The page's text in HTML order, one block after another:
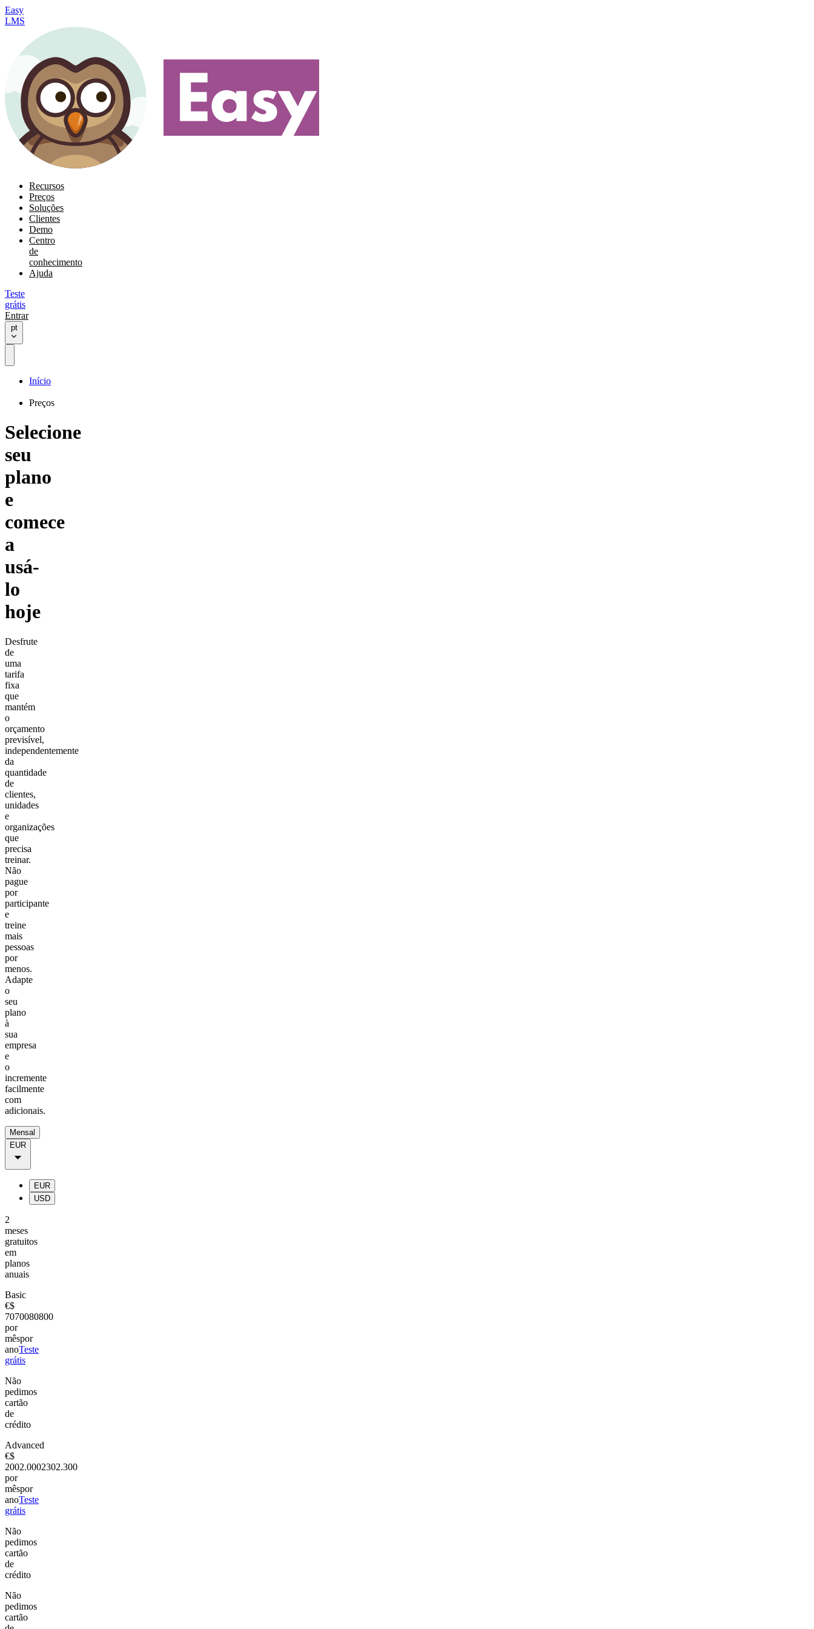
Easy
LMS
Recursos
Preços
Soluções
Clientes
Demo
Centro
de
conhecimento
Ajuda
Teste
grátis
Entrar
pt
Início
Preços
Selecione
seu
plano
e
comece
a
usá-
lo
hoje
Desfrute
de
uma
tarifa
fixa
que
mantém
o
orçamento
previsível,
independentemente
da
quantidade
de
clientes,
unidades
e
organizações
que
precisa
treinar.
Não
pague
por
participante
e
treine
mais
pessoas
por
menos.
Adapte
o
seu
plano
à
sua
empresa
e
o
incremente
facilmente
com
adicionais.
Mensal
EUR
EUR
USD
2
meses
gratuitos
em
planos
anuais
Basic
€$
7070080800
por
mêspor
anoTeste
grátis
Não
pedimos
cartão
de
crédito
Advanced
€$
2002.0002302.300
por
mêspor
anoTeste
grátis
Não
pedimos
cartão
de
crédito
Não
pedimos
cartão